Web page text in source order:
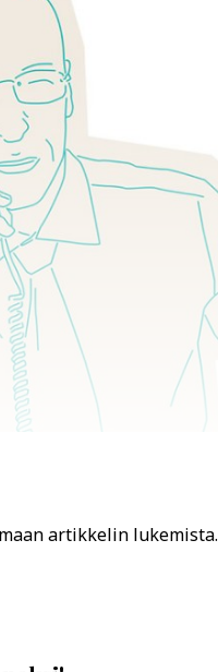
artikkelin lukemista.